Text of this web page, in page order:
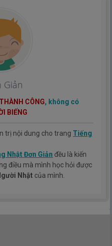
Giản
THÀNH CÔNG, không có
BIẾNG
trị nội dung cho trang Tiếng
Nhật Đơn Giản đều là kiến
điều mà mình học hỏi được
Nhật của mình.
có được sẽ giúp các bạn